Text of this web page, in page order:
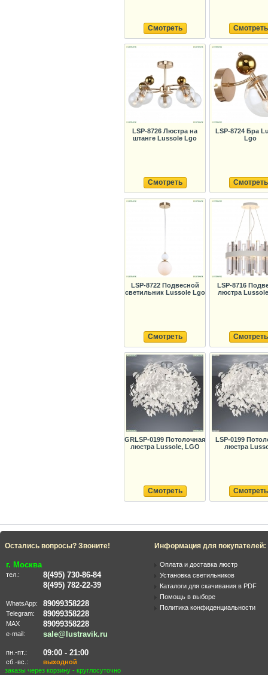
Смотреть Смотреть
LSP-8726 Люстра на
штанге Lussole Lgo
Смотреть
LSP-8724 Бра
Lgo
Смотреть
LSP-8722 Подвесной
светильник Lussole Lgo
Смотреть
LSP-8716
люстра
Смотреть
GRLSP-0199 Потолочная
люстра Lussole, LGO
Смотреть
LSP-0199
люстра
Смотреть
Остались вопросы? Звоните!
г. Москва
тел.:
8(495) 730-86-84
8(495) 782-22-39
WhatsApp: 89099358228
Telegram: 89099358228
MAX 89099358228
e-mail: sale@lustravik.ru
пн.-пт.: 09:00 - 21:00
сб.-вс.:
выходной
заказы через корзину - круглосуточно
Информация для покупателей:
Оплата и доставка люстр
Установка светильников
Каталоги для скачивания в PDF
Помощь в выборе
Политика конфиденциальности